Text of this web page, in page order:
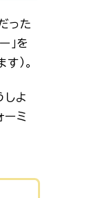
った
」を
）。
しよ
ーミ